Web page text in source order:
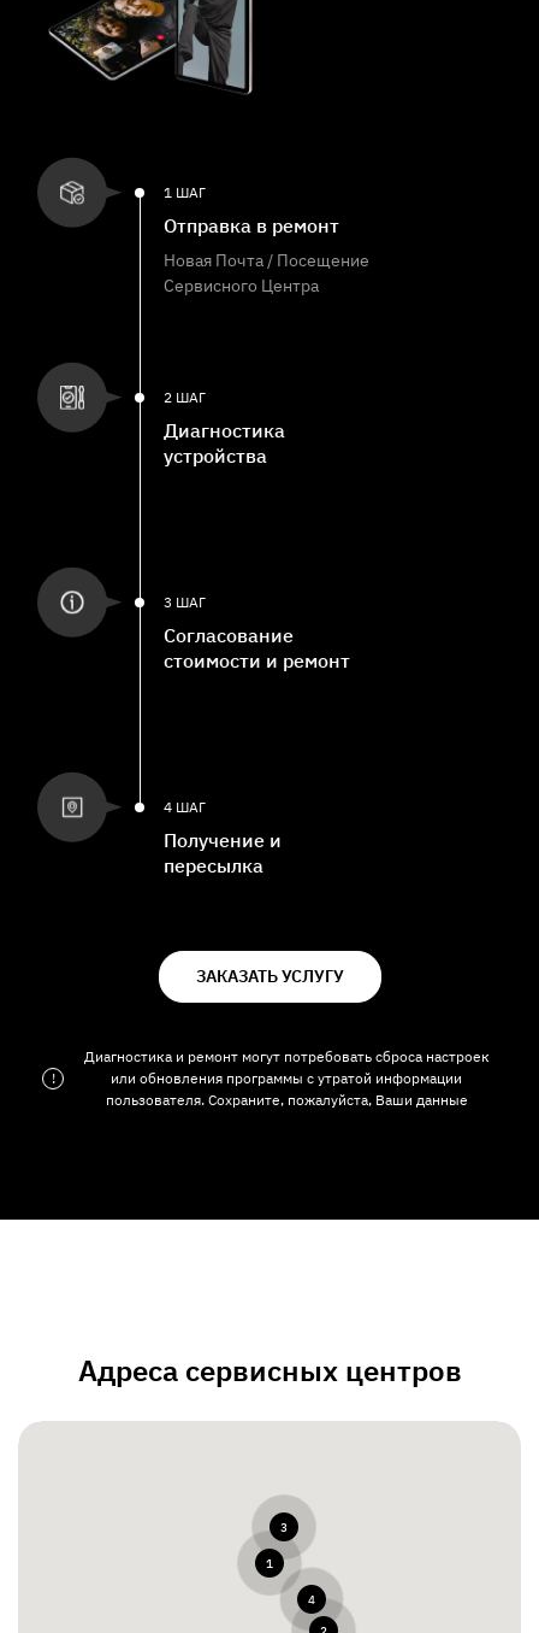
1 ШАГ
Отправка в ремонт
Новая Почта / Посещение
Сервисного Центра
2 ШАГ
Диагностика
устройства
3 ШАГ
Согласование
стоимости и ремонт
4 ШАГ
Получение и
пересылка
ЗАКАЗАТЬ УСЛУГУ
!
Диагностика и ремонт могут потребовать сброса настроек
или обновления программы с утратой информации
пользователя. Сохраните, пожалуйста, Ваши данные
Адреса сервисных центров
1
3
4